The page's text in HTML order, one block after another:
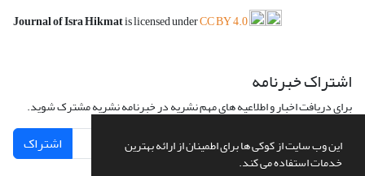
این وب سایت از کوکی ها برای اطمینان از ارائه بهترین
خدمات استفاده می کند.
Journal of Isra Hikmatis licensed underCC BY 4.0
اشتراک خبرنامه
برای دریافت اخبار و اطلاعیه های مهم نشریه در خبرنامه نشریه مشترک شوید.
اشتراک